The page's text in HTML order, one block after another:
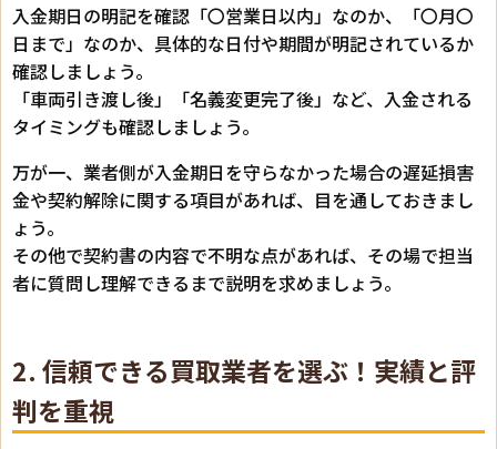
入金期日の明記を確認「〇営業日以内」なのか、「〇月〇
日まで」なのか、具体的な日付や期間が明記されているか
確認しましょう。
「車両引き渡し後」「名義変更完了後」など、入金される
タイミングも確認しましょう。
万が一、業者側が入金期日を守らなかった場合の遅延損害
金や契約解除に関する項目があれば、目を通しておきまし
ょう。
その他で契約書の内容で不明な点があれば、その場で担当
者に質問し理解できるまで説明を求めましょう。
2. 信頼できる買取業者を選ぶ！実績と評
判を重視